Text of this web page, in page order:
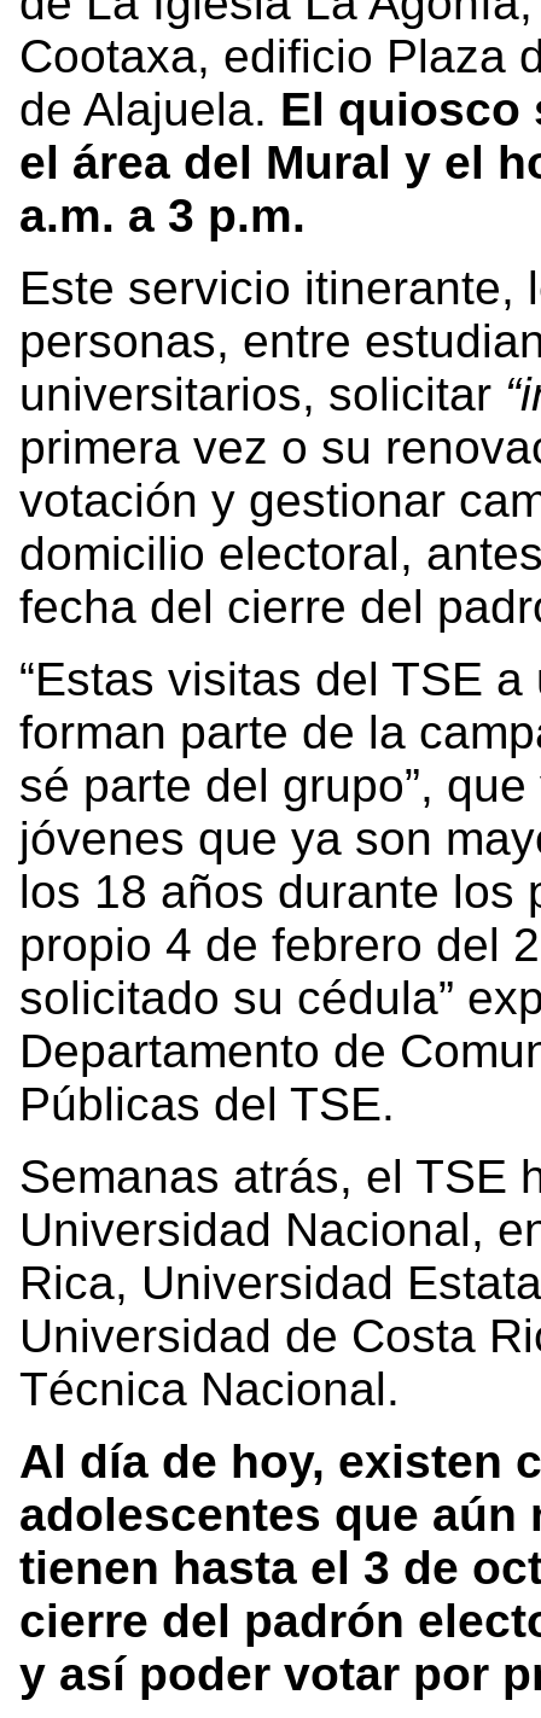
Cootaxa, edificio Plaza
de Alajuela. El quiosco
el área del Mural y el
a.m. a 3 p.m.
Este servicio itinerante,
personas, entre
universitarios, solicitar
primera vez o su
votación y gestionar
domicilio electoral,
fecha del cierre del
“Estas visitas del TSE
forman parte de la
sé parte del grupo”,
jóvenes que ya son
los 18 años durante los
propio 4 de febrero del
solicitado su cédula”
Departamento de
Públicas del TSE.
Semanas atrás, el TSE
Universidad Nacional,
Rica, Universidad
Universidad de Costa
Técnica Nacional.
Al día de hoy, existen
adolescentes que
tienen hasta el 3 de
cierre del padrón
y así poder votar por